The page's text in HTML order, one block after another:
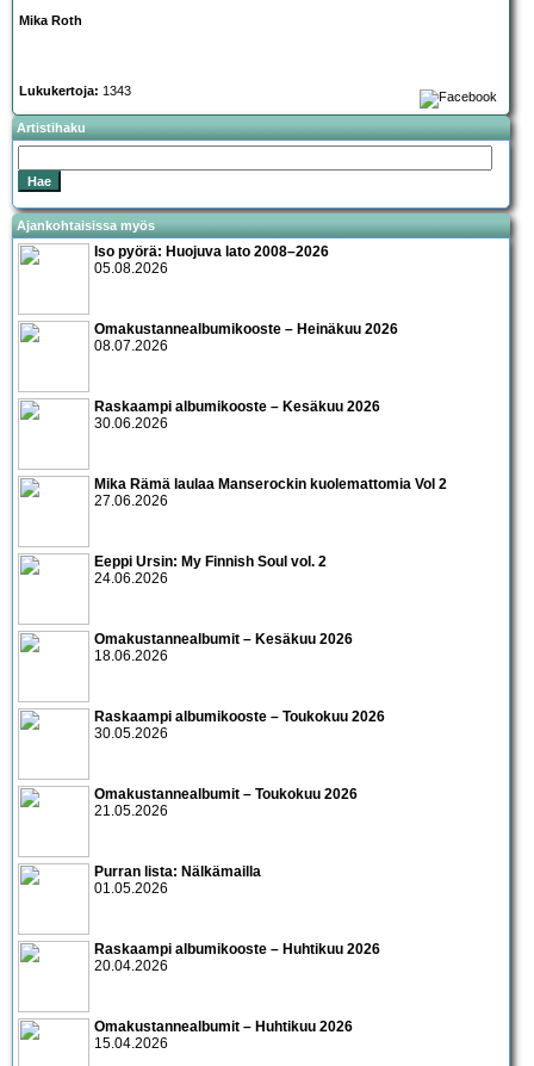
Mika Roth
Lukukertoja: 1343
Artistihaku
Ajankohtaisissa myös
Iso pyörä: Huojuva lato 2008–2026
05.08.2026
Omakustannealbumikooste – Heinäkuu 2026
08.07.2026
Raskaampi albumikooste – Kesäkuu 2026
30.06.2026
Mika Rämä laulaa Manserockin kuolemattomia Vol 2
27.06.2026
Eeppi Ursin: My Finnish Soul vol. 2
24.06.2026
Omakustannealbumit – Kesäkuu 2026
18.06.2026
Raskaampi albumikooste – Toukokuu 2026
30.05.2026
Omakustannealbumit – Toukokuu 2026
21.05.2026
Purran lista: Nälkämailla
01.05.2026
Raskaampi albumikooste – Huhtikuu 2026
20.04.2026
Omakustannealbumit – Huhtikuu 2026
15.04.2026